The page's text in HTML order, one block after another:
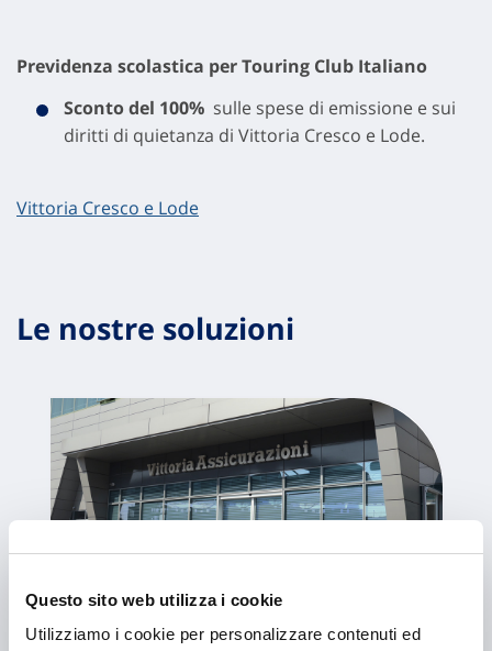
Questo sito web utilizza i cookie
Utilizziamo i cookie per personalizzare contenuti ed
Previdenza scolastica per Touring Club Italiano
Sconto del 100% sulle spese di emissione e sui
diritti di quietanza di Vittoria Cresco e Lode.
Vittoria Cresco e Lode
Le nostre soluzioni
Vittoria con te – Veicoli e